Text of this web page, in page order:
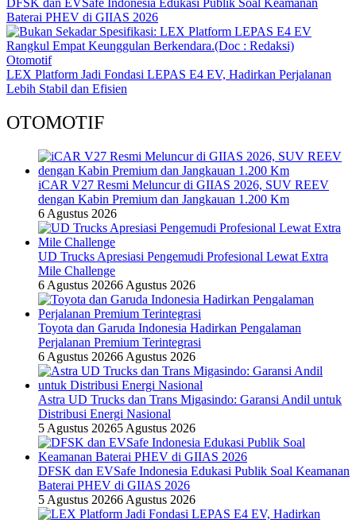
Baterai PHEV di GIIAS 2026
Otomotif
LEX Platform Jadi Fondasi LEPAS E4 EV, Hadirkan Perjalanan
Lebih Stabil dan Efisien
OTOMOTIF
iCAR V27 Resmi Meluncur di GIIAS 2026, SUV REEV
dengan Kabin Premium dan Jangkauan 1.200 Km
6 Agustus 2026
UD Trucks Apresiasi Pengemudi Profesional Lewat Extra
Mile Challenge
6 Agustus 20266 Agustus 2026
Toyota dan Garuda Indonesia Hadirkan Pengalaman
Perjalanan Premium Terintegrasi
6 Agustus 20266 Agustus 2026
Astra UD Trucks dan Trans Migasindo: Garansi Andil untuk
Distribusi Energi Nasional
5 Agustus 20265 Agustus 2026
DFSK dan EVSafe Indonesia Edukasi Publik Soal Keamanan
Baterai PHEV di GIIAS 2026
5 Agustus 20266 Agustus 2026